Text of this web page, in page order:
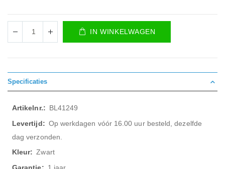
IN WINKELWAGEN
Specificaties
Meer
informatie
BL41249
Op werkdagen vóór 16.00 uur besteld, dezelfde
dag verzonden.
Zwart
1 jaar